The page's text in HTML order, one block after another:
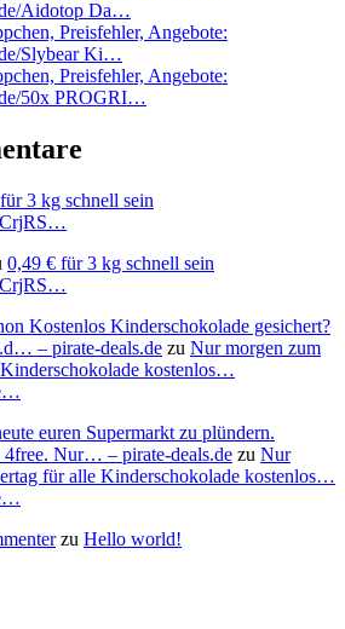
Aidotop Da…
Preisfehler, Angebote:
Slybear Ki…
Preisfehler, Angebote:
50x PROGRI…
3 kg schnell sein
0,49 € für 3 kg schnell sein
Kostenlos Kinderschokolade gesichert?
– pirate-deals.de zu Nur morgen zum
kostenlos…
euren Supermarkt zu plündern.
4free. Nur… – pirate-deals.de zu Nur
für alle Kinderschokolade kostenlos…
zu Hello world!